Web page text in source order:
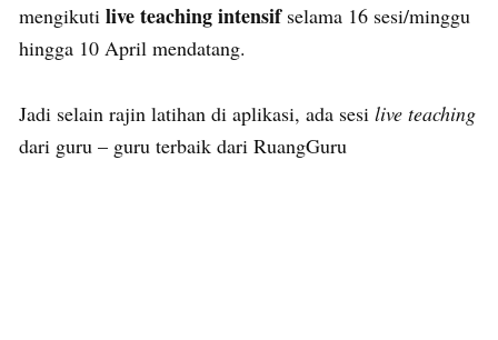
mengikuti live teaching intensif selama 16 sesi/minggu
hingga 10 April mendatang.
Jadi selain rajin latihan di aplikasi, ada sesi live teaching
dari guru – guru terbaik dari RuangGuru